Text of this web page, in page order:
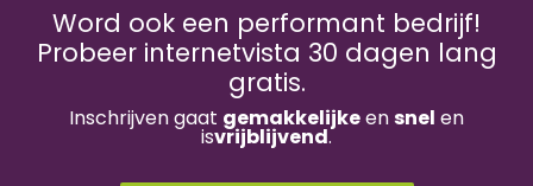
Word ook een performant bedrijf!
Probeer internetvista 30 dagen lang
gratis.
Inschrijven gaat gemakkelijkeensnel en
isvrijblijvend.